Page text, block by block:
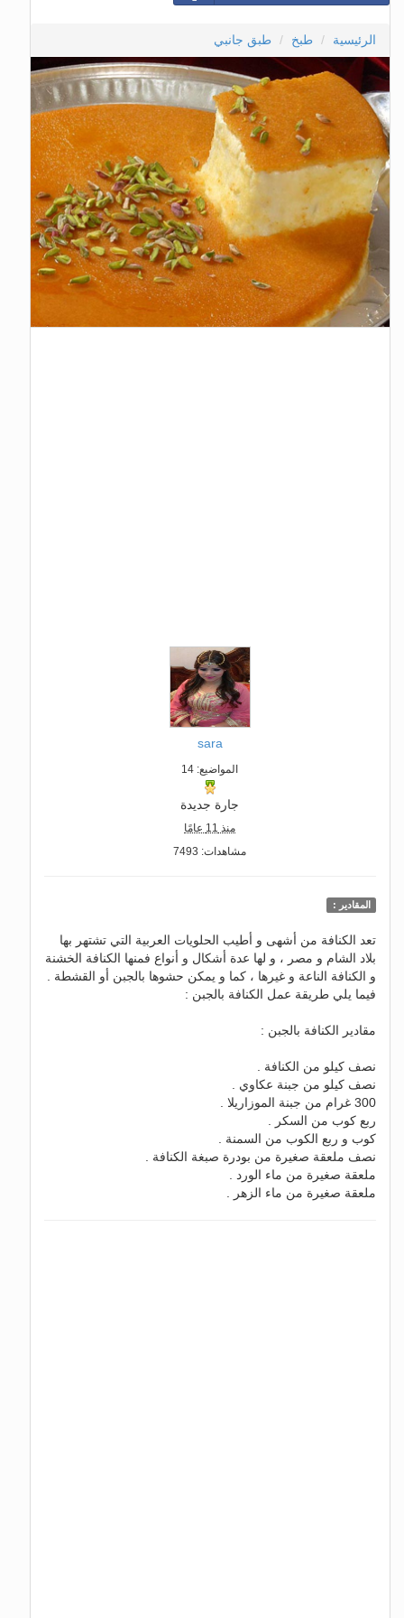
الرئيسية طبخ طبق جانبي
sara
المواضيع: 14
جارة جديدة
منذ 11 عامًا
مشاهدات: 7493
المقادير :
تعد الكنافة من أشهى و أطيب الحلويات العربية التي تشتهر بها
بلاد الشام و مصر ، و لها عدة أشكال و أنواع فمنها الكنافة الخشنة
و الكنافة الناعة و غيرها ، كما و يمكن حشوها بالجبن أو القشطة .
فيما يلي طريقة عمل الكنافة بالجبن :
مقادير الكنافة بالجبن :
نصف كيلو من الكنافة .
نصف كيلو من جبنة عكاوي .
300 غرام من جبنة الموزاريلا .
ربع كوب من السكر .
كوب و ربع الكوب من السمنة .
نصف ملعقة صغيرة من بودرة صبغة الكنافة .
ملعقة صغيرة من ماء الورد .
ملعقة صغيرة من ماء الزهر .